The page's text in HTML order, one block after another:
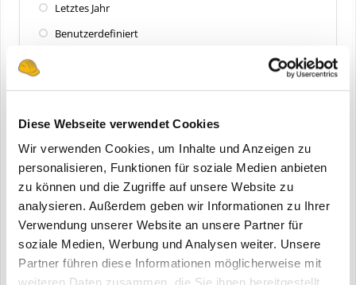
Diese Webseite verwendet Cookies
Wir verwenden Cookies, um Inhalte und Anzeigen zu
personalisieren, Funktionen für soziale Medien anbieten
zu können und die Zugriffe auf unsere Website zu
analysieren. Außerdem geben wir Informationen zu Ihrer
Verwendung unserer Website an unsere Partner für
soziale Medien, Werbung und Analysen weiter. Unsere
Partner führen diese Informationen möglicherweise mit
Letztes Jahr
Benutzerdefiniert
Zuletzt aktualisiert
Letzte 24 Stunden
Letzte Woche
Letzter Monat
Letzte Sechs Monate
Letztes Jahr
Benutzerdefiniert